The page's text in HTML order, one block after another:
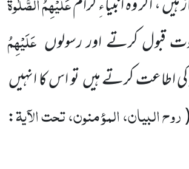
قبول کرتے اور رسولوں عَلَیْہِمُ
کی اطاعت کرتے ہیںتو اس کا انہیں
روح البیان، المؤمنون، تحت الآیۃ: